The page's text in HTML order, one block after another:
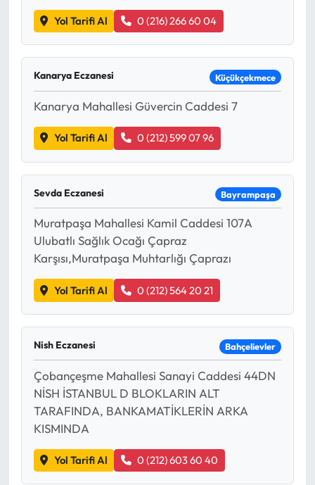
Yol Tarifi Al 0 (216) 266 60 04
Kanarya Eczanesi Küçükçekmece
Kanarya Mahallesi Güvercin Caddesi 7
Yol Tarifi Al 0 (212) 599 07 96
Sevda Eczanesi Bayrampaşa
Muratpaşa Mahallesi Kamil Caddesi 107A
Ulubatlı Sağlık Ocağı Çapraz
Karşısı,Muratpaşa Muhtarlığı Çaprazı
Yol Tarifi Al 0 (212) 564 20 21
Nish Eczanesi Bahçelievler
Çobançeşme Mahallesi Sanayi Caddesi 44DN
NİSH İSTANBUL D BLOKLARIN ALT
TARAFINDA, BANKAMATİKLERİN ARKA
KISMINDA
Yol Tarifi Al 0 (212) 603 60 40